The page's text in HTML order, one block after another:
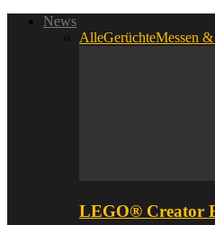
News
AlleGerüchteMessen
LEGO® Creator